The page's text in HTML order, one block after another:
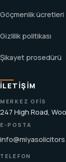
Göçmenlik ücretleri
Gizlilik politikası
Şikayet prosedürü
İLETIŞIM
MERKEZ OFIS
247 High Road,
E-POSTA
TELEFON